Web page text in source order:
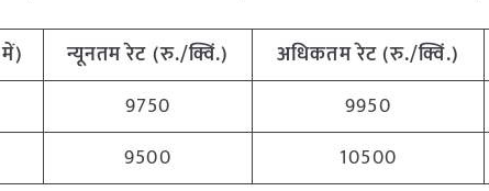
में) न्यूनतमरेट (रु./क्विं.) अधिकतमरेट (रु./क्विं.)
9750 9950
9500 10500